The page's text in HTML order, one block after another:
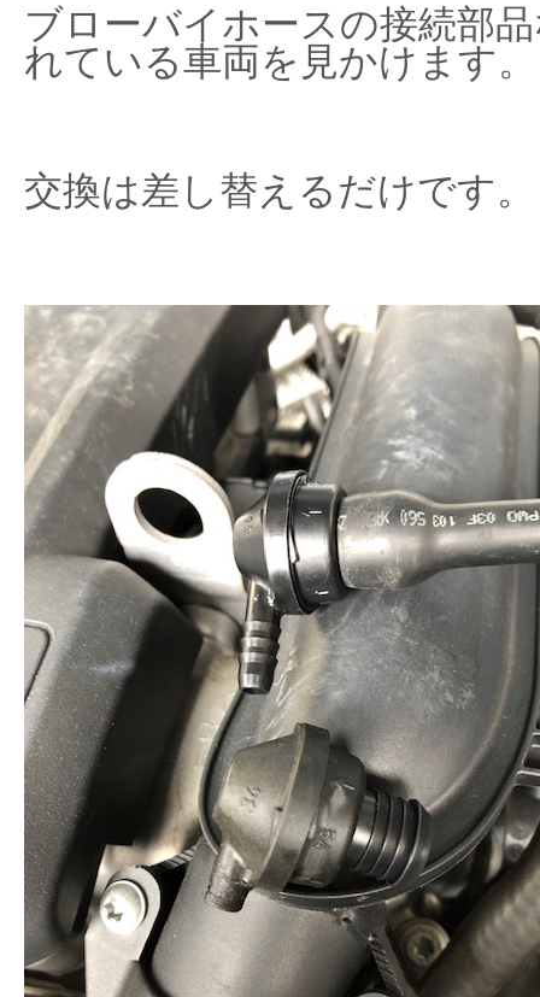
ブローバイホースの接続部
れている車両を見かけます。
交換は差し替えるだけです。